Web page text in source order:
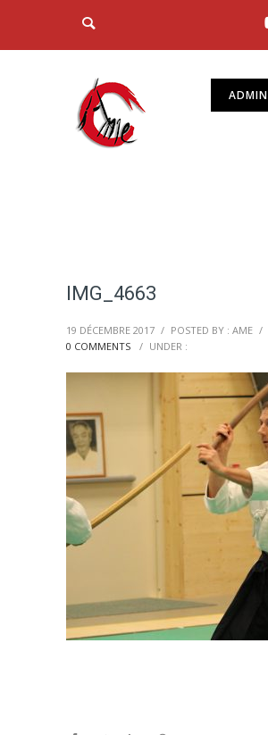
ADMIN
IMG_4663
19 DÉCEMBRE 2017 / POSTED BY : AME /
0 COMMENTS
/ UNDER :